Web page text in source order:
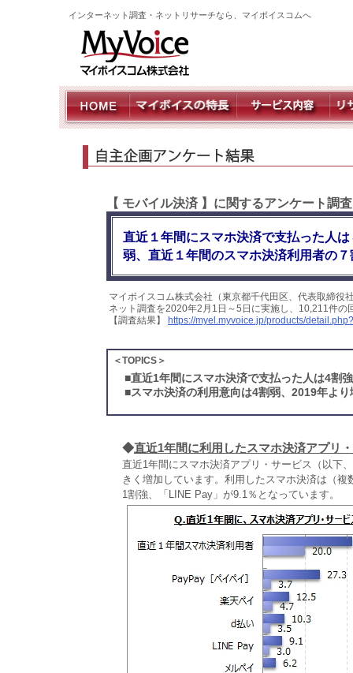
インターネット調査・ネットリサーチなら、マイボイスコムへ
【 モバイル決済 】に関するアンケート調
直近１年間にスマホ決済で支払った人
弱、直近１年間のスマホ決済利用者の７
マイボイスコム株式会社（東京都千代田区、代表取締役
ネット調査を2020年2月1日～5日に実施し、10,211件
【調査結果】
https://myel.myvoice.jp/products/
＜TOPICS＞
■直近1年間にスマホ決済で支払った人は4割
■スマホ決済の利用意向は4割弱、2019年よ
◆直近1年間に利用したスマホ決済アプリ
直近1年間にスマホ決済アプリ・サービス（以下
きく増加しています。利用したスマホ決済は（
1割強、「LINE Pay」が9.1％となっています。